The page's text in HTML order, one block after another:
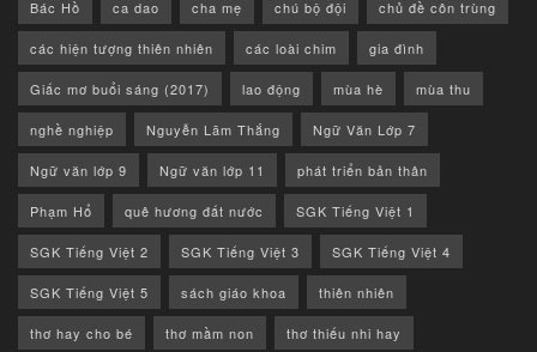
Bác Hồ ca dao cha mẹ chú bộ đội chủ đề côn trùng
các hiện tượng thiên nhiên các loài chim gia đình
Giấc mơ buổi sáng (2017) lao động mùa hè mùa thu
nghề nghiệp Nguyễn Lãm Thắng Ngữ Văn Lớp 7
Ngữ văn lớp 9 Ngữ văn lớp 11 phát triển bản thân
Phạm Hổ quê hương đất nước SGK Tiếng Việt 1
SGK Tiếng Việt 2 SGK Tiếng Việt 3 SGK Tiếng Việt 4
SGK Tiếng Việt 5 sách giáo khoa thiên nhiên
thơ hay cho bé thơ mầm non thơ thiếu nhi hay